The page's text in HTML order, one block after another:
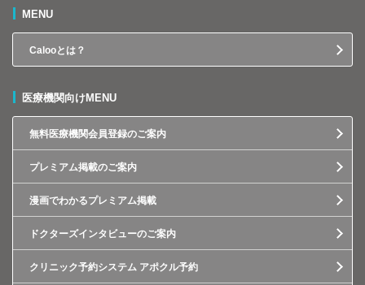
MENU
Calooとは？
医療機関向けMENU
無料医療機関会員登録のご案内
プレミアム掲載のご案内
漫画でわかるプレミアム掲載
ドクターズインタビューのご案内
クリニック予約システム アポクル予約